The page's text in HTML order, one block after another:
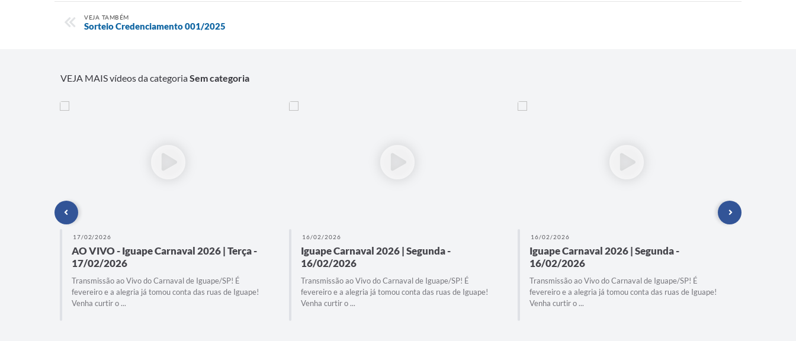
VEJA TAMBÉM
Sorteio Credenciamento 001/2025
VEJA MAIS vídeos da categoriaSem categoria
17/02/2026
AO VIVO - Iguape Carnaval 2026 | Terça -
17/02/2026
Transmissão ao Vivo do Carnaval de Iguape/SP! É
fevereiro e a alegria já tomou conta das ruas de Iguape!
Venha curtir o ...
16/02/2026
Iguape Carnaval 2026 | Segunda -
16/02/2026
Transmissão ao Vivo do Carnaval de Iguape/SP! É
fevereiro e a alegria já tomou conta das ruas de Iguape!
Venha curtir o ...
16/02/2026
Iguape Carnaval 2026 | Segunda -
16/02/2026
Transmissão ao Vivo do Carnaval de Iguape/SP! É
fevereiro e a alegria já tomou conta das ruas de Iguape!
Venha curtir o ...